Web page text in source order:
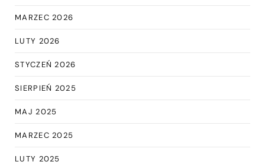
MARZEC 2026
LUTY 2026
STYCZEŃ 2026
SIERPIEŃ 2025
MAJ 2025
MARZEC 2025
LUTY 2025